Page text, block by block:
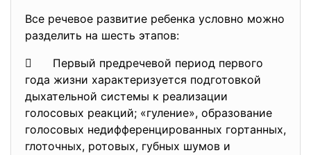
Все речевое развитие ребенка условно можно
разделить на шесть этапов:
 Первый предречевой период первого
года жизни характеризуется подготовкой
дыхательной системы к реализации
голосовых реакций; «гуление», образование
голосовых недифференцированных гортанных,
глоточных, ротовых, губных шумов и